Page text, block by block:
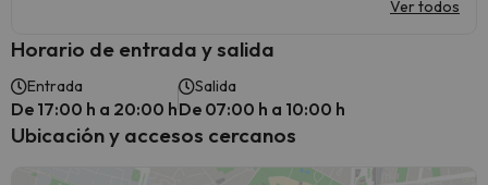
Ver todos
Horario de entrada y salida
Entrada
De 17:00 h a 20:00 h
Salida
De 07:00 h a 10:00 h
Ubicación y accesos cercanos